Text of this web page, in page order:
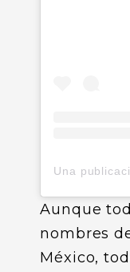
Aunque
nombres
México,